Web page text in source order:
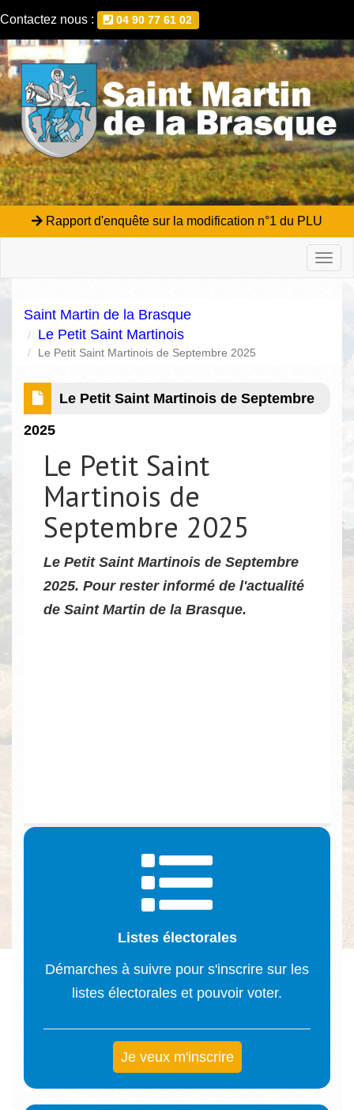
Contactez nous : 04 90 77 61 02
Rapport d'enquête sur la modification n°1 du PLU
Saint Martin de la Brasque
Le Petit Saint Martinois
Le Petit Saint Martinois de Septembre 2025
Le Petit Saint Martinois de Septembre
2025
Le Petit Saint
Martinois de
Septembre 2025
Le Petit Saint Martinois de Septembre
2025. Pour rester informé de l'actualité
de Saint Martin de la Brasque.
Listes électorales
Démarches à suivre pour s'inscrire sur les
listes électorales et pouvoir voter.
Je veux m'inscrire